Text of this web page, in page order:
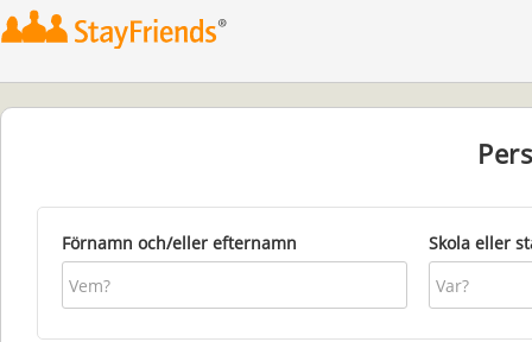
Förnamn och/eller efternamn Skola eller